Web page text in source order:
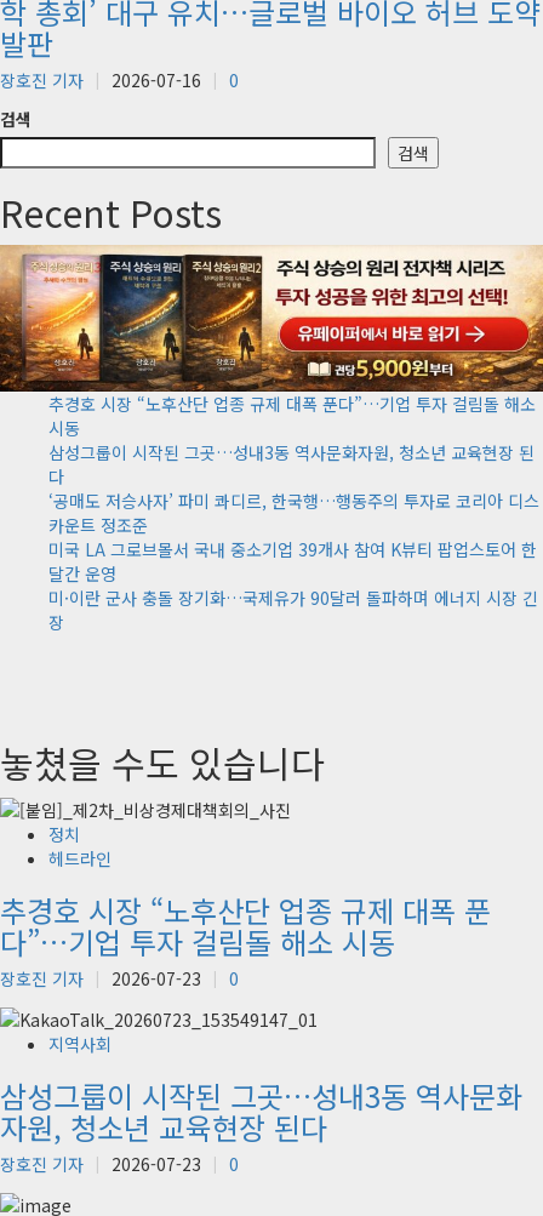
학 총회’ 대구 유치…글로벌 바이오 허브 도약
발판
장호진 기자 2026-07-16
0
검색
검색
Recent Posts
추경호 시장 “노후산단 업종 규제 대폭 푼다”…기업 투자 걸림돌 해소
시동
삼성그룹이 시작된 그곳…성내3동 역사문화자원, 청소년 교육현장 된
다
‘공매도 저승사자’ 파미 콰디르, 한국행…행동주의 투자로 코리아 디스
카운트 정조준
미국 LA 그로브몰서 국내 중소기업 39개사 참여 K뷰티 팝업스토어 한
달간 운영
미·이란 군사 충돌 장기화…국제유가 90달러 돌파하며 에너지 시장 긴
장
놓쳤을 수도 있습니다
정치
헤드라인
추경호 시장 “노후산단 업종 규제 대폭 푼
다”…기업 투자 걸림돌 해소 시동
장호진 기자 2026-07-23 0
지역사회
삼성그룹이 시작된 그곳…성내3동 역사문화
자원, 청소년 교육현장 된다
장호진 기자 2026-07-23 0